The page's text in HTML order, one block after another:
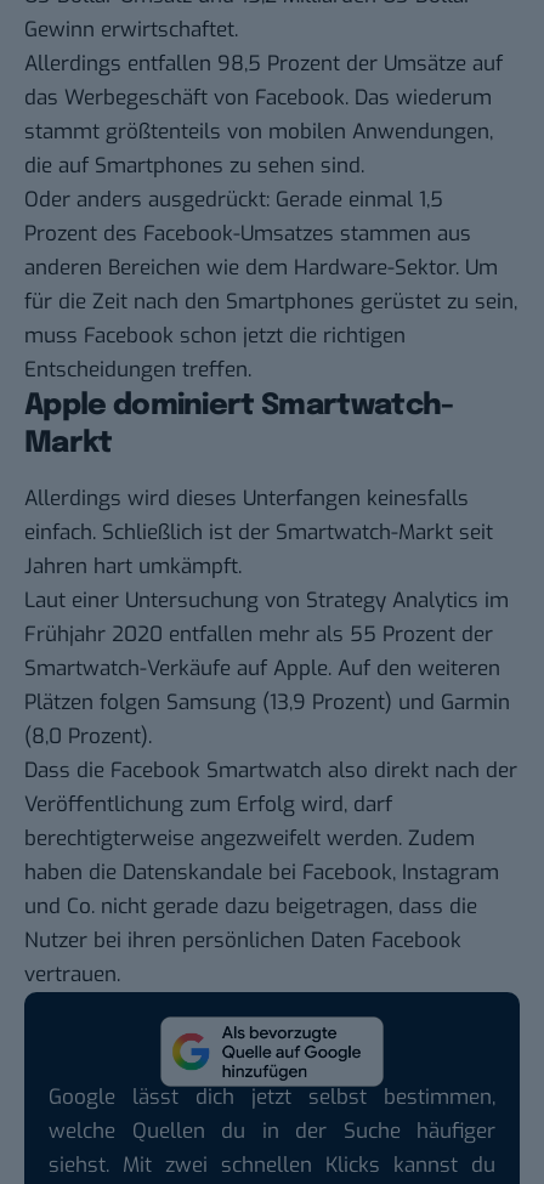
Gewinn erwirtschaftet.
Allerdings entfallen 98,5 Prozent der Umsätze auf
das Werbegeschäft von Facebook. Das wiederum
stammt größtenteils von mobilen Anwendungen,
die auf Smartphones zu sehen sind.
Oder anders ausgedrückt: Gerade einmal 1,5
Prozent des Facebook-Umsatzes stammen aus
anderen Bereichen wie dem Hardware-Sektor. Um
für die Zeit nach den Smartphones gerüstet zu sein,
muss Facebook schon jetzt die richtigen
Entscheidungen treffen.
Apple dominiert Smartwatch-
Markt
Allerdings wird dieses Unterfangen keinesfalls
einfach. Schließlich ist der Smartwatch-Markt seit
Jahren hart umkämpft.
Laut einer Untersuchung von Strategy Analytics im
Frühjahr 2020 entfallen mehr als 55 Prozent der
Smartwatch-Verkäufe auf Apple. Auf den weiteren
Plätzen folgen Samsung (13,9 Prozent) und Garmin
(8,0 Prozent).
Dass die Facebook Smartwatch also direkt nach der
Veröffentlichung zum Erfolg wird, darf
berechtigterweise angezweifelt werden. Zudem
haben die Datenskandale bei Facebook, Instagram
und Co. nicht gerade dazu beigetragen, dass die
Nutzer bei ihren persönlichen Daten Facebook
vertrauen.
Google lässt dich jetzt selbst bestimmen,
welche Quellen du in der Suche häufiger
siehst. Mit zwei schnellen Klicks kannst du